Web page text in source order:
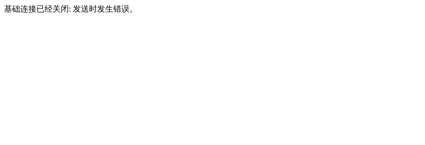
基础连接已经关闭: 发送时发生错误。